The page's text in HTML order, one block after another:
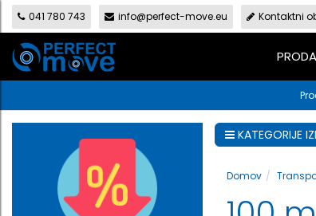
041 780 743 info@perfect-move.eu Kontaktni
KATEGORIJE
Domov